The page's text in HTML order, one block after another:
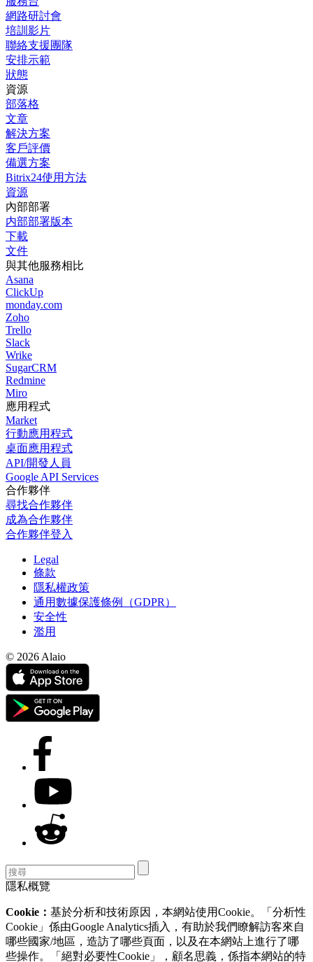
網路研討會
培訓影片
聯絡支援團隊
安排示範
狀態
資源
部落格
文章
解決方案
客戶評價
備選方案
Bitrix24使用方法
資源
內部部署
内部部署版本
下載
文件
與其他服務相比
Asana
ClickUp
monday.com
Zoho
Trello
Slack
Wrike
SugarCRM
Redmine
Miro
應用程式
Market
行動應用程式
桌面應用程式
API/開發人員
Google API Services
合作夥伴
尋找合作夥伴
成為合作夥伴
合作夥伴登入
Legal
條款
隱私權政策
通用數據保護條例（GDPR）
安全性
濫用
© 2026 Alaio
隱私概覽
Cookie： 基於分析和技術原因，本網站使用Cookie。「分析性
Cookie」係由Google Analytics插入，有助於我們瞭解訪客來自
哪些國家/地區，造訪了哪些頁面，以及在本網站上進行了哪
些操作。「絕對必要性Cookie」，顧名思義，係指本網站的特